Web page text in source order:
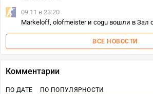
09.11 в 23:20
Markeloff, olofmeister и cogu вошли в Зал
ВСЕ НОВОСТИ
Комментарии
ПО ДАТЕ ПО ПОПУЛЯРНОСТИ